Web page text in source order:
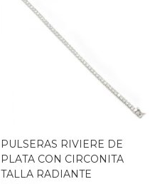
PULSERAS RIVIERE DE
PLATA CON CIRCONITA
TALLA RADIANTE